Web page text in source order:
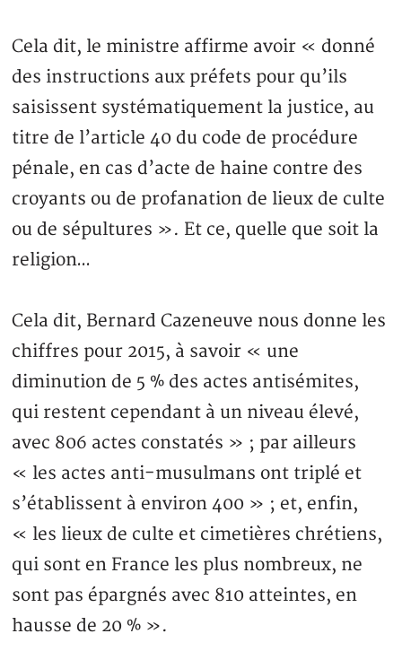
Cela dit, le ministre affirme avoir « donné
des instructions aux préfets pour qu’ils
saisissent systématiquement la justice, au
titre de l’article 40 du code de procédure
pénale, en cas d’acte de haine contre des
croyants ou de profanation de lieux de culte
ou de sépultures ». Et ce, quelle que soit la
religion…
Cela dit, Bernard Cazeneuve nous donne les
chiffres pour 2015, à savoir « une
diminution de 5 % des actes antisémites,
qui restent cependant à un niveau élevé,
avec 806 actes constatés » ; par ailleurs
« les actes anti-musulmans ont triplé et
s’établissent à environ 400 » ; et, enfin,
« les lieux de culte et cimetières chrétiens,
qui sont en France les plus nombreux, ne
sont pas épargnés avec 810 atteintes, en
hausse de 20 % ».